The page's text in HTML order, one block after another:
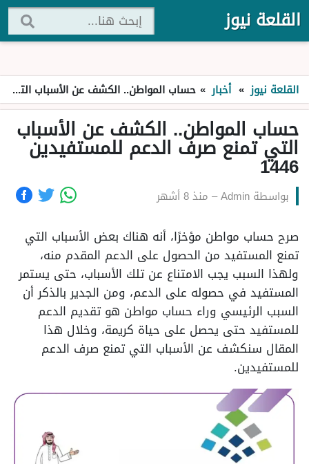
القلعة نيوز
القلعة نيوز » أخبار » حساب المواطن.. الكشف عن الأسباب التي تمنع صرف الدعم للمستفيدين 1446
حساب المواطن.. الكشف عن الأسباب
التي تمنع صرف الدعم للمستفيدين
1446
بواسطة Admin
– منذ 8 أشهر
صرح حساب مواطن مؤخرًا، أنه هناك بعض الأسباب التي
تمنع المستفيد من الحصول على الدعم المقدم منه،
ولهذا السبب يجب الامتناع عن تلك الأسباب، حتى يستمر
المستفيد في حصوله على الدعم، ومن الجدير بالذكر أن
السبب الرئيسي وراء حساب مواطن هو تقديم الدعم
للمستفيد حتى يحصل على حياة كريمة، وخلال هذا
المقال سنكشف عن الأسباب التي تمنع صرف الدعم
للمستفيدين.